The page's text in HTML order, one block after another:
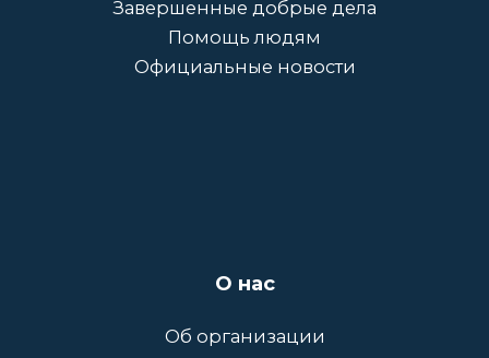
Завершенные добрые дела
Помощь людям
Официальные новости
О нас
Об организации